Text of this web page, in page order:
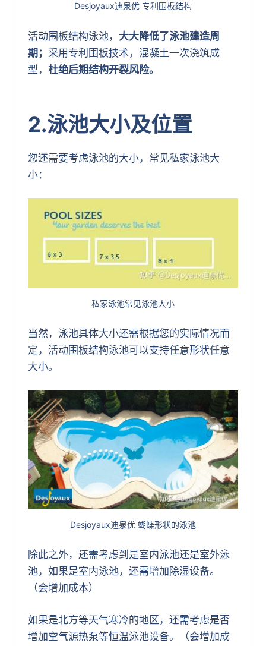
Desjoyaux迪泉优 专利围板结构
活动围板结构泳池， 大大降低了泳池建造周
期； 采用专利围板技术，混凝土一次浇筑成
型， 杜绝后期结构开裂风险。
2.泳池大小及位置
您还需要考虑泳池的大小，常见私家泳池大
小：
私家泳池常见泳池大小
当然，泳池具体大小还需根据您的实际情况而
定，活动围板结构泳池可以支持任意形状任意
大小。
Desjoyaux迪泉优 蝴蝶形状的泳池
除此之外，还需考虑到是室内泳池还是室外泳
池，如果是室内泳池，还需增加除湿设备。
（会增加成本）
如果是北方等天气寒冷的地区，还需考虑是否
增加空气源热泵等恒温泳池设备。（会增加成